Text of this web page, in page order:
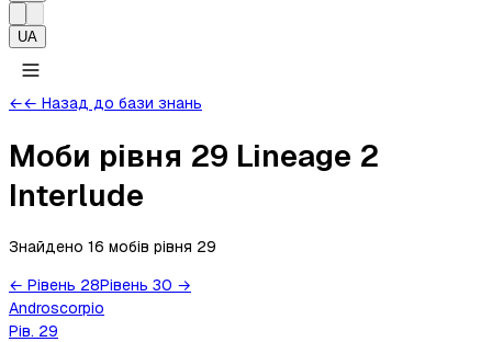
UA
←← Назад до бази знань
Моби рівня 29 Lineage 2
Interlude
Знайдено 16 мобів рівня 29
← Рівень 28Рівень 30 →
Androscorpio
Рів. 29